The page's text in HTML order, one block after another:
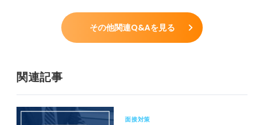
その他関連Q&Aを見る
関連記事
面接対策